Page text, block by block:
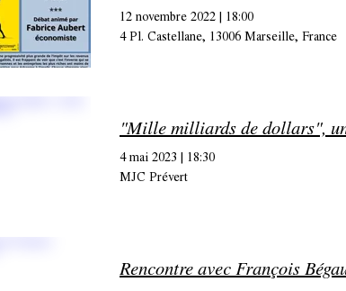
12 novembre 2022
18:00
4 Pl. Castellane, 13006 Marseille, France
"Mille milliards de dollars",
4 mai 2023
18:30
MJC Prévert
Rencontre avec François